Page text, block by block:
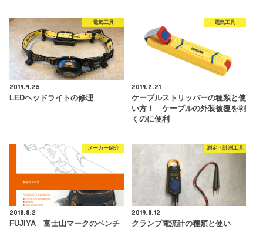
電気工具
2019.9.25
LEDヘッドライトの修理
電気工具
2019.2.21
ケーブルストリッパーの種類と使
い方！ ケーブルの外装被覆を剥
くのに便利
メーカー紹介
2018.8.2
FUJIYA 富士山マークのペンチ
測定・計測工具
2019.8.12
クランプ電流計の種類と使い